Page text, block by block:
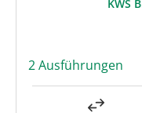
KWS
2 Ausführungen